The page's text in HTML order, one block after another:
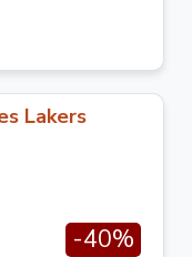
Lakers
-40%